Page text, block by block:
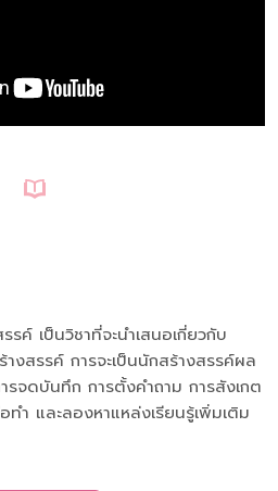
ค์ เป็นวิชาที่จะนำเสนอเกี่ยวกับ
สรรค์ การจะเป็นนักสร้างสรรค์ผล
รจดบันทึก การตั้งคำถาม การสังเกต
ทำ และลองหาแหล่งเรียนรู้เพิ่มเติม